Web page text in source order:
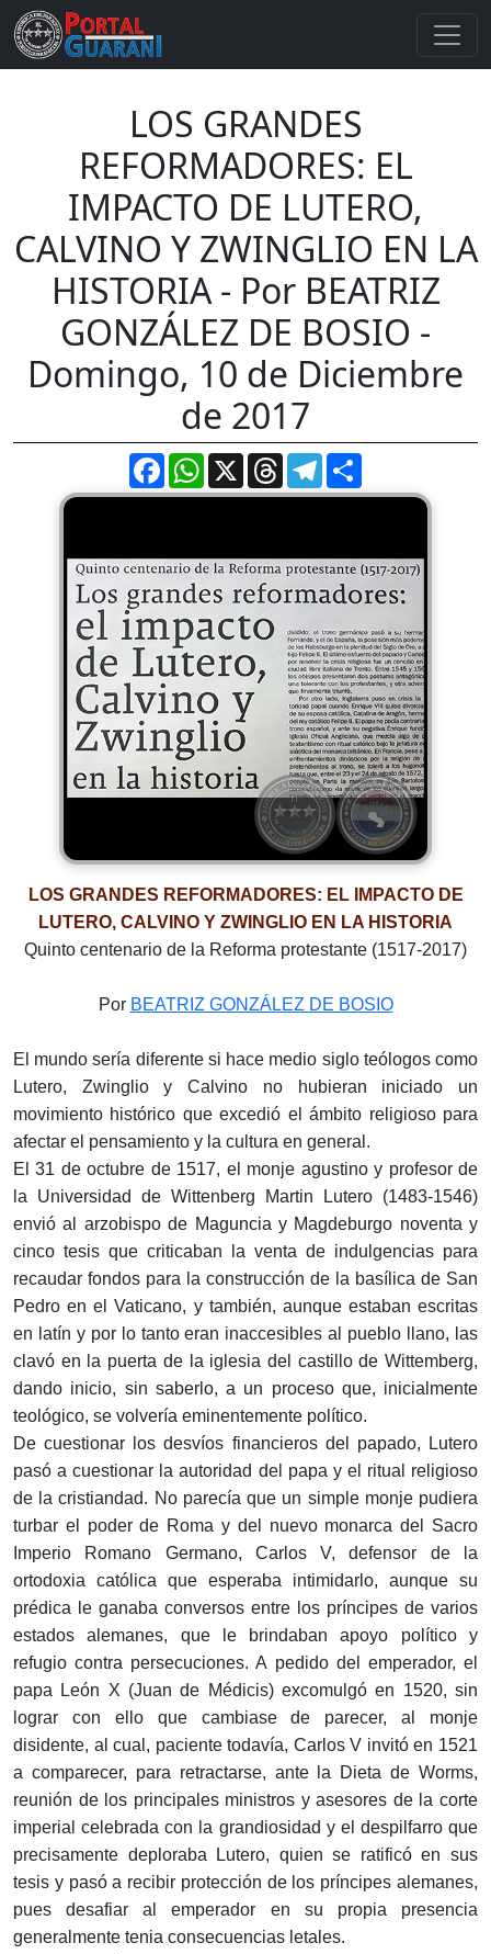
LOS GRANDES
REFORMADORES: EL
IMPACTO DE LUTERO,
CALVINO Y ZWINGLIO EN LA
HISTORIA - Por BEATRIZ
GONZÁLEZ DE BOSIO -
Domingo, 10 de Diciembre
de 2017
FacebookWhatsApp
X ThreadsTelegram
LOS GRANDES REFORMADORES: EL IMPACTO DE
LUTERO, CALVINO Y ZWINGLIO EN LA HISTORIA
Quinto centenario de la Reforma protestante (1517-2017)
Por BEATRIZ GONZÁLEZ DE BOSIO
El mundo sería diferente si hace medio siglo teólogos como
Lutero, Zwinglio y Calvino no hubieran iniciado un
movimiento histórico que excedió el ámbito religioso para
afectar el pensamiento y la cultura en general.
El 31 de octubre de 1517, el monje agustino y profesor de
la Universidad de Wittenberg Martin Lutero (1483-1546)
envió al arzobispo de Maguncia y Magdeburgo noventa y
cinco tesis que criticaban la venta de indulgencias para
recaudar fondos para la construcción de la basílica de San
Pedro en el Vaticano, y también, aunque estaban escritas
en latín y por lo tanto eran inaccesibles al pueblo llano, las
clavó en la puerta de la iglesia del castillo de Wittemberg,
dando inicio, sin saberlo, a un proceso que, inicialmente
teológico, se volvería eminentemente político.
De cuestionar los desvíos financieros del papado, Lutero
pasó a cuestionar la autoridad del papa y el ritual religioso
de la cristiandad. No parecía que un simple monje pudiera
turbar el poder de Roma y del nuevo monarca del Sacro
Imperio Romano Germano, Carlos V, defensor de la
ortodoxia católica que esperaba intimidarlo, aunque su
prédica le ganaba conversos entre los príncipes de varios
estados alemanes, que le brindaban apoyo político y
refugio contra persecuciones. A pedido del emperador, el
papa León X (Juan de Médicis) excomulgó en 1520, sin
lograr con ello que cambiase de parecer, al monje
disidente, al cual, paciente todavía, Carlos V invitó en 1521
a comparecer, para retractarse, ante la Dieta de Worms,
reunión de los principales ministros y asesores de la corte
imperial celebrada con la grandiosidad y el despilfarro que
precisamente deploraba Lutero, quien se ratificó en sus
tesis y pasó a recibir protección de los príncipes alemanes,
pues desafiar al emperador en su propia presencia
generalmente tenia consecuencias letales.